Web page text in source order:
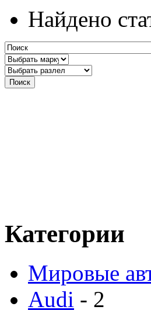
Найдено
Категории
Мировые
Audi - 2